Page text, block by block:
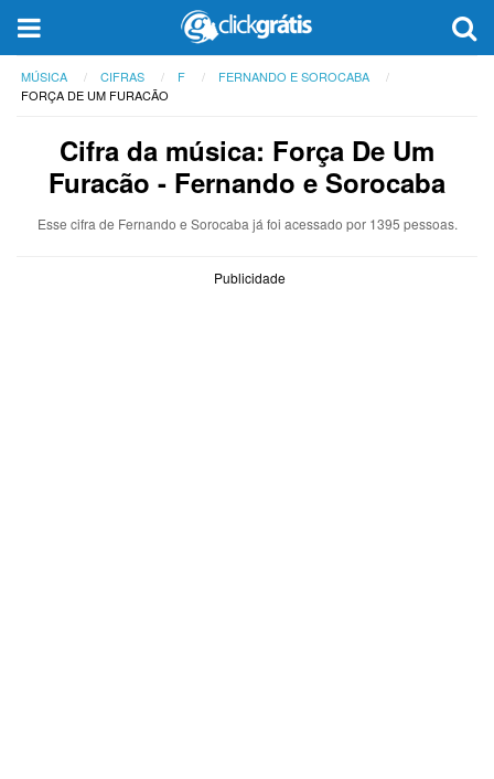
MÚSICA CIFRAS F
FERNANDO E SOROCABA
FORÇA DE UM FURACÃO
Cifra da música: Força De Um
Furacão - Fernando e Sorocaba
Esse cifra de Fernando e Sorocaba já foi acessado por 1395 pessoas.
Publicidade